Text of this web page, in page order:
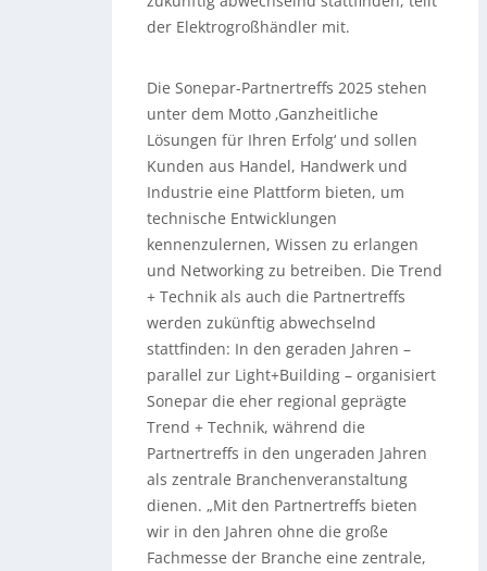
der Elektrogroßhändler mit.
Die Sonepar-Partnertreffs 2025 stehen
unter dem Motto ‚Ganzheitliche
Lösungen für Ihren Erfolg‘ und sollen
Kunden aus Handel, Handwerk und
Industrie eine Plattform bieten, um
technische Entwicklungen
kennenzulernen, Wissen zu erlangen
und Networking zu betreiben. Die Trend
+ Technik als auch die Partnertreffs
werden zukünftig abwechselnd
stattfinden: In den geraden Jahren –
parallel zur Light+Building – organisiert
Sonepar die eher regional geprägte
Trend + Technik, während die
Partnertreffs in den ungeraden Jahren
als zentrale Branchenveranstaltung
dienen. „Mit den Partnertreffs bieten
wir in den Jahren ohne die große
Fachmesse der Branche eine zentrale,